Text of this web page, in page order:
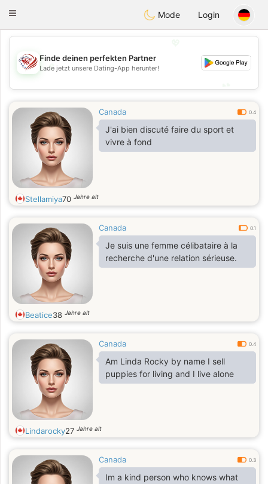
Dating
Toggle
Mode Login
💖
💕
Finde deinen perfekten Partner
Lade jetzt unsere Dating-App herunter!
Canada 0.4
J'ai bien discuté faire du sport et
vivre à fond
Stellamiya70 Jahre alt
Canada 0.1
Je suis une femme célibataire à la
recherche d'une relation sérieuse.
Beatice38 Jahre alt
Canada 0.4
Am Linda Rocky by name I sell
puppies for living and I live alone
Lindarocky27 Jahre alt
Canada 0.3
Im a kind person who knows what